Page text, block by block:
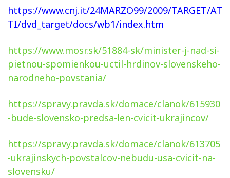
https://www.cnj.it/24MARZO99/2009/TARGET/AT
TI/dvd_target/docs/wb1/index.htm
https://www.mosr.sk/51884-sk/minister-j-nad-si-
pietnou-spomienkou-uctil-hrdinov-slovenskeho-
narodneho-povstania/
https://spravy.pravda.sk/domace/clanok/615930
-bude-slovensko-predsa-len-cvicit-ukrajincov/
https://spravy.pravda.sk/domace/clanok/613705
-ukrajinskych-povstalcov-nebudu-usa-cvicit-na-
slovensku/